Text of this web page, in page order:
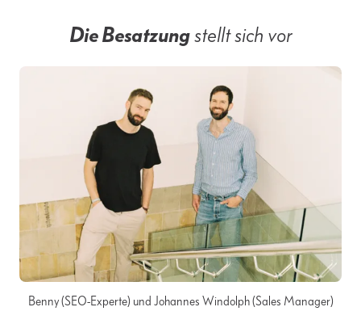
Die Besatzungstellt sich vor
Benny (SEO-Experte) und Johannes Windolph (Sales Manager)